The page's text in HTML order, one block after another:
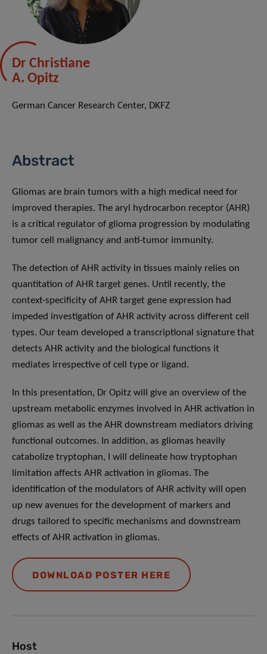
Dr Christiane
A. Opitz
German Cancer Research Center, DKFZ
Abstract
Gliomas are brain tumors with a high medical need for
improved therapies. The aryl hydrocarbon receptor (AHR)
is a critical regulator of glioma progression by modulating
tumor cell malignancy and anti-tumor immunity.
The detection of AHR activity in tissues mainly relies on
quantitation of AHR target genes. Until recently, the
context-specificity of AHR target gene expression had
impeded investigation of AHR activity across different cell
types. Our team developed a transcriptional signature that
detects AHR activity and the biological functions it
mediates irrespective of cell type or ligand.
In this presentation, Dr Opitz will give an overview of the
upstream metabolic enzymes involved in AHR activation in
gliomas as well as the AHR downstream mediators driving
functional outcomes. In addition, as gliomas heavily
catabolize tryptophan, I will delineate how tryptophan
limitation affects AHR activation in gliomas. The
identification of the modulators of AHR activity will open
up new avenues for the development of markers and
drugs tailored to specific mechanisms and downstream
effects of AHR activation in gliomas.
DOWNLOAD POSTER HERE
Host